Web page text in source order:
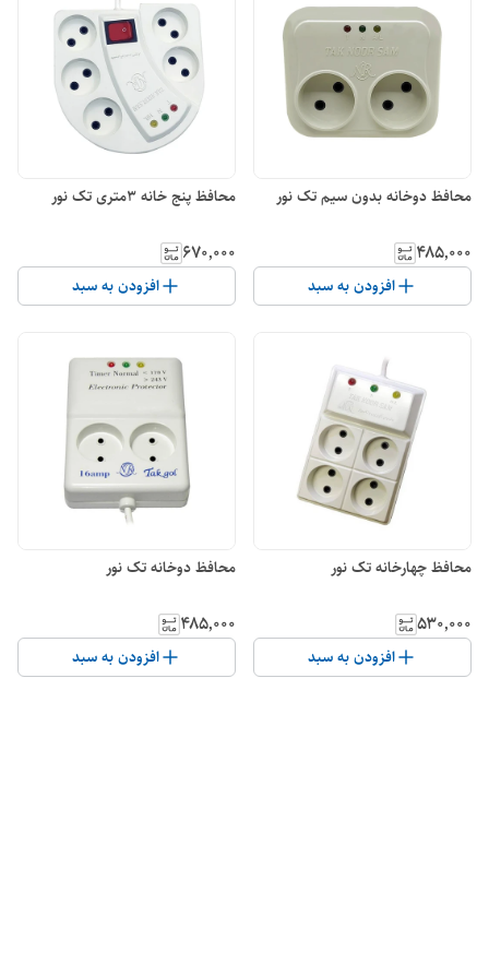
محافظ دوخانه بدون سیم تک نور
۴۸۵٬۰۰۰
افزودن به سبد
محافظ پنج خانه 3متری تک نور
۶۷۰٬۰۰۰
افزودن به سبد
محافظ چهارخانه تک نور
۵۳۰٬۰۰۰
افزودن به سبد
محافظ دوخانه تک نور
۴۸۵٬۰۰۰
افزودن به سبد